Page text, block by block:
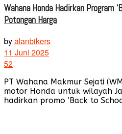
Wahana Honda Hadirkan Program
Potongan Harga
byalanbikers
11 Juni 2025
52
PT Wahana Makmur Sejati
motor Honda untuk wilayah
hadirkan promo ‘Back to